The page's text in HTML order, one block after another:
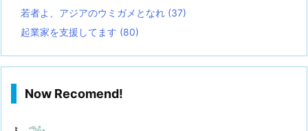
若者よ、アジアのウミガメとなれ (37)
起業家を支援してます (80)
Now Recomend!